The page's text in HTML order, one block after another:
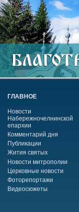
ГЛАВНОЕ
Новости
Набережночелнинской
епархии
Комментарий дня
Публикации
Жития святых
Новости митрополии
Церковные новости
Фоторепортажи
Видеосюжеты